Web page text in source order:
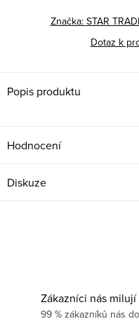
Značka: STAR
Dotaz k
Popis produktu
Hodnocení
Diskuze
Zákazníci nás milují
99 % zákazníků nás